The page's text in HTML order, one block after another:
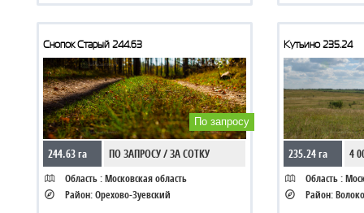
Снопок Старый 244.63
По запросу
244.63 га ПО ЗАПРОСУ / ЗА СОТКУ
Область :Московская область
Район:Орехово-Зуевский
Кутьино 235.24
235.24 га 4
Область :
Район: